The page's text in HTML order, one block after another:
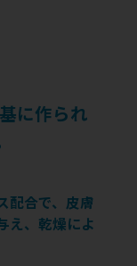
に作られ
配合で、皮膚
え、乾燥によ